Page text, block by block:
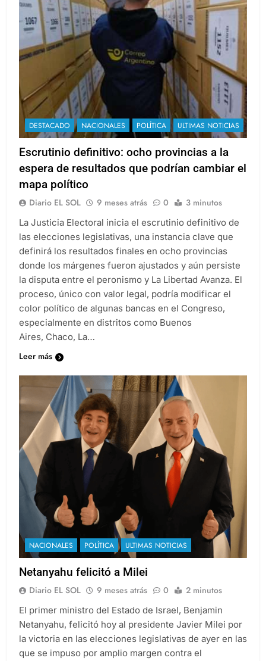
DESTACADO NACIONALES POLÍTICA ULTIMAS NOTICIAS
Escrutinio definitivo: ocho provincias a la
espera de resultados que podrían cambiar el
mapa político
Diario EL SOL 9 meses atrás 0 3 minutos
La Justicia Electoral inicia el escrutinio definitivo de
las elecciones legislativas, una instancia clave que
definirá los resultados finales en ocho provincias
donde los márgenes fueron ajustados y aún persiste
la disputa entre el peronismo y La Libertad Avanza. El
proceso, único con valor legal, podría modificar el
color político de algunas bancas en el Congreso,
especialmente en distritos como Buenos
Aires, Chaco, La…
Leer más
NACIONALES POLÍTICA ULTIMAS NOTICIAS
Netanyahu felicitó a Milei
Diario EL SOL 9 meses atrás 0 2 minutos
El primer ministro del Estado de Israel, Benjamin
Netanyahu, felicitó hoy al presidente Javier Milei por
la victoria en las elecciones legislativas de ayer en las
que se impuso por amplio margen contra el